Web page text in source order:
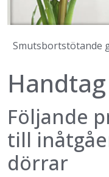
Smutsbortstötande
Följande
till
dörrar